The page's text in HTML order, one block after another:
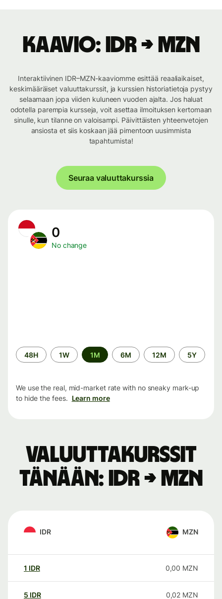
Kaavio: IDR → MZN
Interaktiivinen IDR–MZN-kaaviomme esittää reaaliaikaiset,
keskimääräiset valuuttakurssit, ja kurssien historiatietoja pystyy
selaamaan jopa viiden kuluneen vuoden ajalta. Jos haluat
odotella parempia kursseja, voit asettaa ilmoituksen kertomaan
sinulle, kun tilanne on valoisampi. Päivittäisten yhteenvetojen
ansiosta et siis koskaan jää pimentoon uusimmista
tapahtumista!
Seuraa valuuttakurssia
0
No change
Time
period
48H 1W 1M 6M 12M 5Y
We use the real, mid-market rate with no sneaky mark-up
to hide the fees. Learn more
Valuuttakurssit
tänään: IDR → MZN
IDR MZN
1 IDR 0,00 MZN
5 IDR 0,02 MZN